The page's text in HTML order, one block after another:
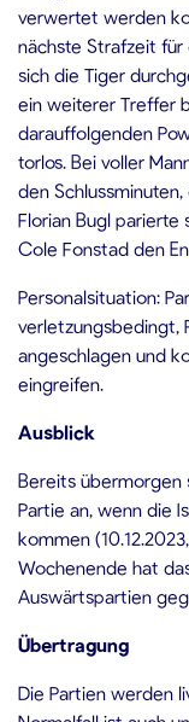
verwertet werden
nächste Strafzeit für
sich die Tiger
ein weiterer Treffer
darauffolgenden
torlos. Bei voller
den
Florian Bugl
Cole Fonstad den
Personalsituation:
verletzungsbedingt,
angeschlagen und
eingreifen.
Ausblick
Bereits übermorgen
Partie an, wenn die
kommen
Wochenende hat
Auswärtspartien
Übertragung
Die Partien werden